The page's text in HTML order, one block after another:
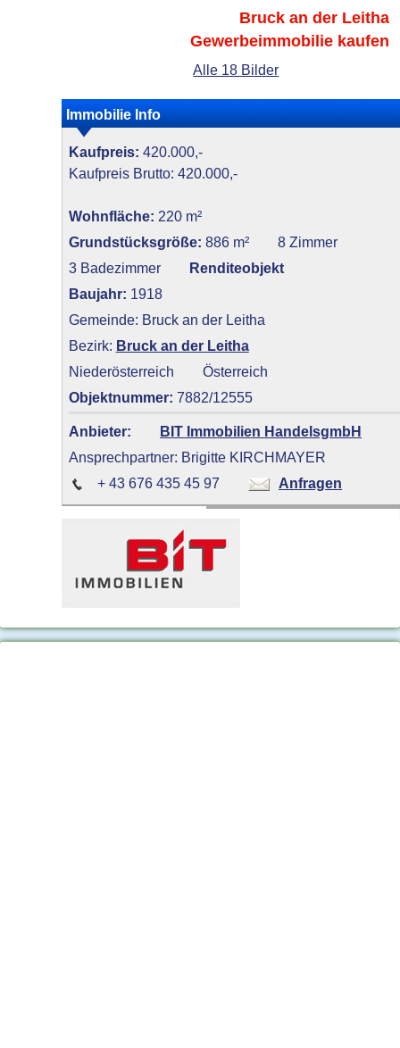
Bruck an der Leitha
Gewerbeimmobilie kaufen
Alle 18 Bilder
Immobilie Info
Kaufpreis: 420.000,-
Kaufpreis Brutto: 420.000,-
Wohnfläche: 220 m²
Grundstücksgröße: 886 m²
8 Zimmer
3 Badezimmer
Renditeobjekt
Baujahr: 1918
Gemeinde: Bruck an der Leitha
Bezirk: Bruck an der Leitha
Niederösterreich
Österreich
Objektnummer: 7882/12555
Anbieter:
BIT Immobilien HandelsgmbH
Ansprechpartner: Brigitte KIRCHMAYER
+ 43 676 435 45 97
Anfragen